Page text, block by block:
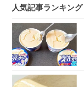
人気記事ランキング